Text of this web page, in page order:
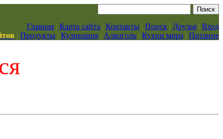
Главная | Карта сайта | Контакты | Поиск | Друзья | Вход
| Продукты | Кулинария | Алкоголь | Кухни мира | Питание